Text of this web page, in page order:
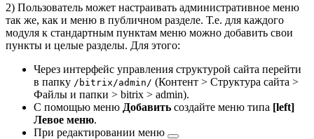
2) Пользователь может настраивать административное меню
так же, как и меню в публичном разделе. Т.е. для каждого
модуля к стандартным пунктам меню можно добавить свои
пункты и целые разделы. Для этого:
Через интерфейс управления структурой сайта перейти
в папку /bitrix/admin/ (Контент > Структура сайта >
Файлы и папки > bitrix > admin).
С помощью меню Добавить создайте меню типа [left]
Левое меню.
При редактировании меню